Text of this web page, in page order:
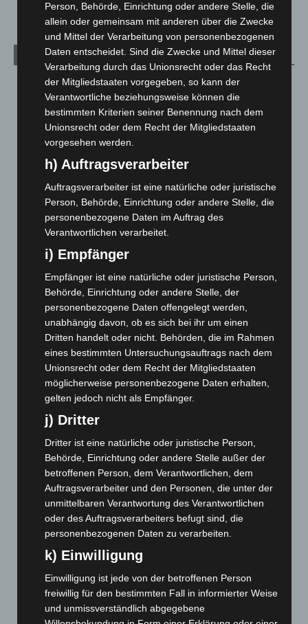
Archiv
August 2026(14)
Juli 2026
(73)
Juni 2026(139)
Mai 2026(99)
April 2026(99)
März 2026(115)
Februar 2026(109)
Januar 2026(122)
Dezember 2025(103)
November 2025
(114)
Oktober 2025 (112)
September 2025(93)
August 2025 (90)
Juli 2025(90)
Juni 2025(103)
Mai 2025(112)
April 2025(88)
Februar 2025 (96)
Januar 2025(88)
Dezember 2024
(89)
November 2024(94)
Oktober 2024(93)
September 2024(112)
August 2024(107)
Juli 2024(89)
Juni 2024(107)
Person, Behörde, Einrichtung oder andere Stelle, die
allein oder gemeinsam mit anderen über die Zwecke
und Mittel der Verarbeitung von personenbezogenen
Daten entscheidet. Sind die Zwecke und Mittel dieser
Verarbeitung durch das Unionsrecht oder das Recht
der Mitgliedstaaten vorgegeben, so kann der
Verantwortliche beziehungsweise können die
bestimmten Kriterien seiner Benennung nach dem
Unionsrecht oder dem Recht der Mitgliedstaaten
vorgesehen werden.
h) Auftragsverarbeiter
Auftragsverarbeiter ist eine natürliche oder juristische
Person, Behörde, Einrichtung oder andere Stelle, die
personenbezogene Daten im Auftrag des
Verantwortlichen verarbeitet.
i) Empfänger
Empfänger ist eine natürliche oder juristische Person,
Behörde, Einrichtung oder andere Stelle, der
personenbezogene Daten offengelegt werden,
unabhängig davon, ob es sich bei ihr um einen
Dritten handelt oder nicht. Behörden, die im Rahmen
eines bestimmten Untersuchungsauftrags nach dem
Unionsrecht oder dem Recht der Mitgliedstaaten
möglicherweise personenbezogene Daten erhalten,
gelten jedoch nicht als Empfänger.
j) Dritter
Dritter ist eine natürliche oder juristische Person,
Behörde, Einrichtung oder andere Stelle außer der
betroffenen Person, dem Verantwortlichen, dem
Auftragsverarbeiter und den Personen, die unter der
unmittelbaren Verantwortung des Verantwortlichen
oder des Auftragsverarbeiters befugt sind, die
personenbezogenen Daten zu verarbeiten.
k) Einwilligung
Einwilligung ist jede von der betroffenen Person
freiwillig für den bestimmten Fall in informierter Weise
und unmissverständlich abgegebene